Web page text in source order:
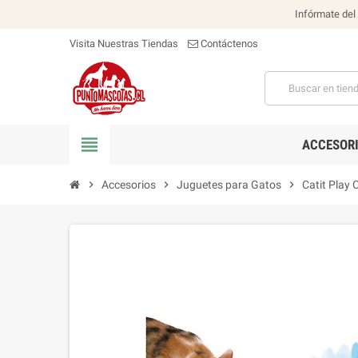
Infórmate del
Visita Nuestras Tiendas Contáctenos
view_headline
chevron_right Accesorios chevron_right Juguetes para Gatos chevron_right Catit Play